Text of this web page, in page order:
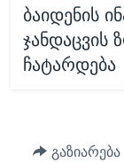
ბაიდენის
ჯანდაცვის
ჩატარდება
გაზიარება